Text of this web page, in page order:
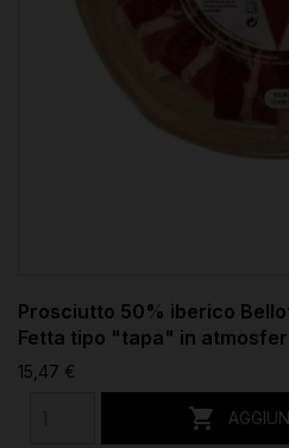
Prosciutto 50% iberico
Fetta tipo "tapa" in
15,47 €
